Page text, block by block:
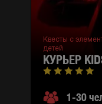
Квесты с
детей
КУРЬЕР
1-30